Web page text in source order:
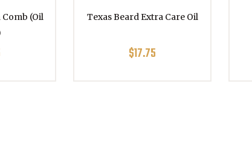
(Oil
Texas Beard Extra Care Oil
$17.75